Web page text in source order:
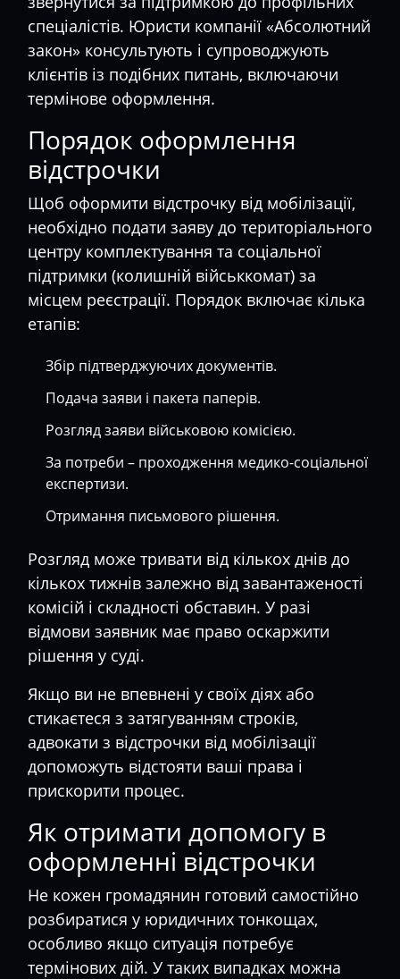
спеціалістів. Юристи компанії «Абсолютний
закон» консультують і супроводжують
клієнтів із подібних питань, включаючи
термінове оформлення.
Порядок оформлення
відстрочки
Щоб оформити відстрочку від мобілізації,
необхідно подати заяву до територіального
центру комплектування та соціальної
підтримки (колишній військкомат) за
місцем реєстрації. Порядок включає кілька
етапів:
Збір підтверджуючих документів.
Подача заяви і пакета паперів.
Розгляд заяви військовою комісією.
За потреби – проходження медико-соціальної
експертизи.
Отримання письмового рішення.
Розгляд може тривати від кількох днів до
кількох тижнів залежно від завантаженості
комісій і складності обставин. У разі
відмови заявник має право оскаржити
рішення у суді.
Якщо ви не впевнені у своїх діях або
стикаєтеся з затягуванням строків,
адвокати з відстрочки від мобілізації
допоможуть відстояти ваші права і
прискорити процес.
Як отримати допомогу в
оформленні відстрочки
Не кожен громадянин готовий самостійно
розбиратися у юридичних тонкощах,
особливо якщо ситуація потребує
термінових дій. У таких випадках можна